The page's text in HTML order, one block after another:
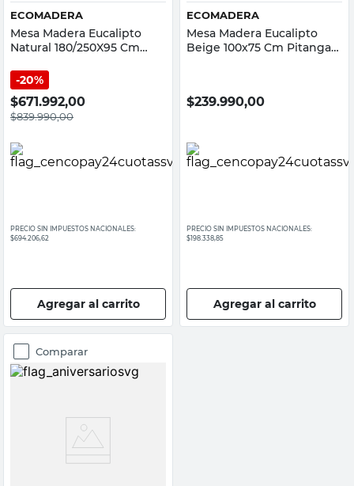
ECOMADERA
Mesa Madera Eucalipto
Natural 180/250X95 Cm
20%
$671.992,00
$839.990,00
PRECIO SIN IMPUESTOS NACIONALES:
$694.206,62
Agregar al carrito
ECOMADERA
Mesa Madera Eucalipto
Beige 100x75 Cm Pitanga
$239.990,00
PRECIO SIN IMPUESTOS NACIONALES:
$198.338,85
Agregar al carrito
Comparar